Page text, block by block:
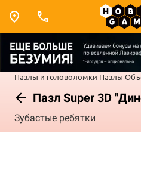
Пазлы и головоломки Пазлы
Пазл Super 3D
Зубастые ребятки